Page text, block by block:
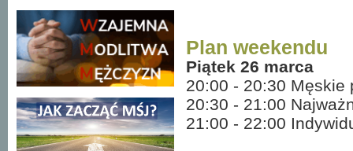
Plan weekendu
Piątek 26 marca
20:00 - 20:30 Męskie
20:30 - 21:00
21:00 - 22:00